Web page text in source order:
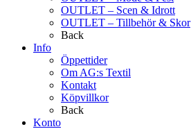
OUTLET – Scen & Idrott
OUTLET – Tillbehör & Skor
Back
Info
Öppettider
Om AG:s Textil
Kontakt
Köpvillkor
Back
Konto